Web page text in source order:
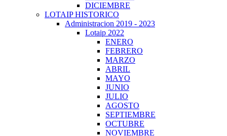
DICIEMBRE
LOTAIP HISTORICO
Administracion 2019 - 2023
Lotaip 2022
ENERO
FEBRERO
MARZO
ABRIL
MAYO
JUNIO
JULIO
AGOSTO
SEPTIEMBRE
OCTUBRE
NOVIEMBRE